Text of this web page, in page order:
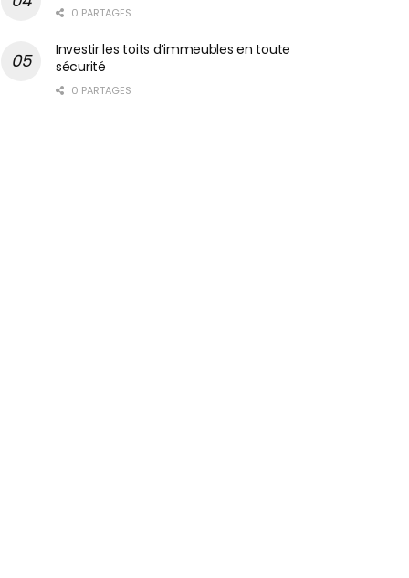
0 PARTAGES
Investir les toits d’immeubles en toute
sécurité
0 PARTAGES